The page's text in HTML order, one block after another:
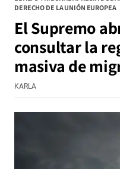
DERECHO DE LA UNIÓN EUROPEA
El Supremo
consultar la
masiva de
KARLA